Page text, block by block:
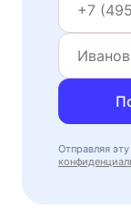
Отправляя